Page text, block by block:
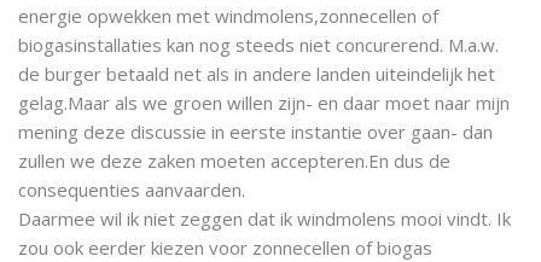
energie opwekken met windmolens,zonnecellen of
biogasinstallaties kan nog steeds niet concurerend. M.a.w.
de burger betaald net als in andere landen uiteindelijk het
gelag.Maar als we groen willen zijn- en daar moet naar mijn
mening deze discussie in eerste instantie over gaan- dan
zullen we deze zaken moeten accepteren.En dus de
consequenties aanvaarden.
Daarmee wil ik niet zeggen dat ik windmolens mooi vindt. Ik
zou ook eerder kiezen voor zonnecellen of biogas